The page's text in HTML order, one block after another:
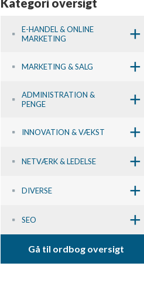
Kategori oversigt
E-HANDEL & ONLINE
MARKETING
+
MARKETING & SALG +
ADMINISTRATION &
PENGE
+
INNOVATION & VÆKST +
NETVÆRK & LEDELSE +
DIVERSE +
SEO +
Gå til ordbog oversigt